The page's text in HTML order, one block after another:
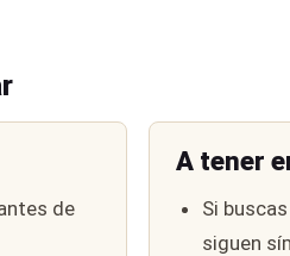
de
A tener
Si
siguen